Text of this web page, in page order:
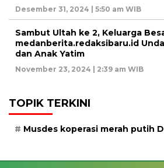
Desember 31, 2024 | 5:50 am WIB
Sambut Ultah ke 2, Keluarga
medanberita.redaksibaru.id
dan Anak Yatim
November 23, 2024 | 2:39 am WIB
TOPIK TERKINI
Musdes koperasi merah putih